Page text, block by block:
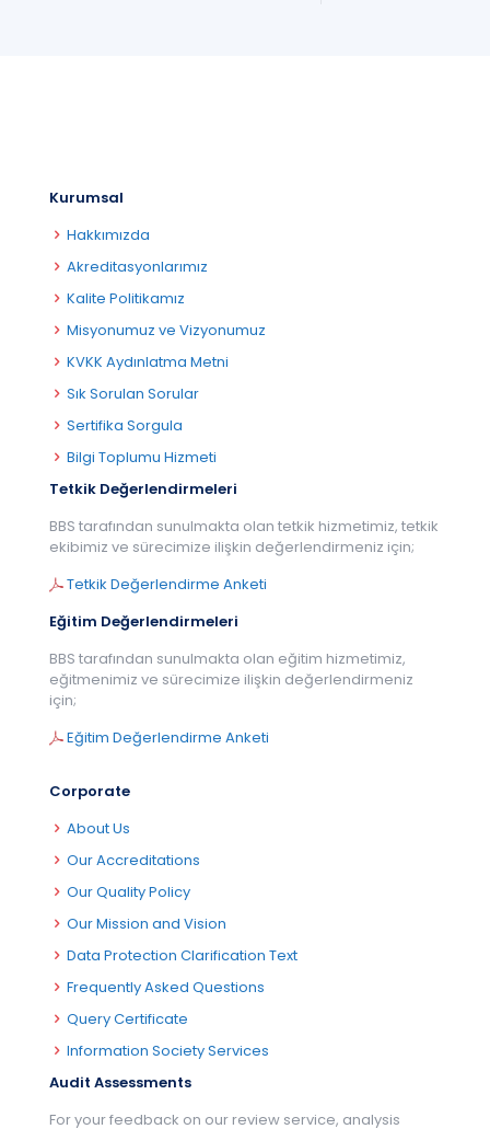
Kurumsal
Hakkımızda
Akreditasyonlarımız
Kalite Politikamız
Misyonumuz ve Vizyonumuz
KVKK Aydınlatma Metni
Sık Sorulan Sorular
Sertifika Sorgula
Bilgi Toplumu Hizmeti
Tetkik Değerlendirmeleri
BBS tarafından sunulmakta olan tetkik hizmetimiz, tetkik
ekibimiz ve sürecimize ilişkin değerlendirmeniz için;
Tetkik Değerlendirme Anketi
Eğitim Değerlendirmeleri
BBS tarafından sunulmakta olan eğitim hizmetimiz,
eğitmenimiz ve sürecimize ilişkin değerlendirmeniz
için;
Eğitim Değerlendirme Anketi
Corporate
About Us
Our Accreditations
Our Quality Policy
Our Mission and Vision
Data Protection Clarification Text
Frequently Asked Questions
Query Certificate
Information Society Services
Audit Assessments
For your feedback on our review service, analysis